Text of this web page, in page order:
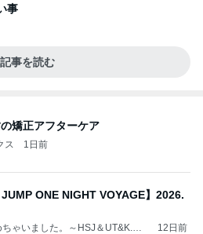
事
記事を読む
矯正アフターケア
ス 1日前
JUMP ONE NIGHT VOYAGE】2026.
ゃいました。～HSJ＆UT&K.O.
12日前